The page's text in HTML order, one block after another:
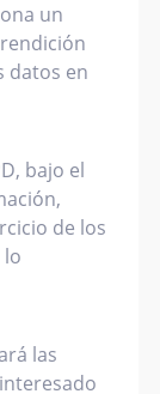
un
datos en
bajo el
de los
lo
las